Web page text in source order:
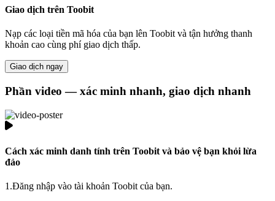
Giao dịch trên Toobit
Nạp các loại tiền mã hóa của bạn lên Toobit và tận hưởng thanh
khoản cao cùng phí giao dịch thấp.
Giao dịch ngay
Phần video — xác minh nhanh, giao dịch nhanh
Cách xác minh danh tính trên Toobit và bảo vệ bạn khỏi lừa
đảo
1.Đăng nhập vào tài khoản Toobit của bạn.